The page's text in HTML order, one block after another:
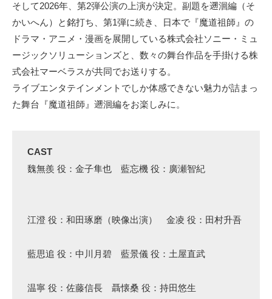
そして2026年、第2弾公演の上演が決定。副題を遡洄編（そ
かいへん）と銘打ち、第1弾に続き、日本で『魔道祖師』の
ドラマ・アニメ・漫画を展開している株式会社ソニー・ミュ
ージックソリューションズと、数々の舞台作品を手掛ける株
式会社マーベラスが共同でお送りする。
ライブエンタテインメントでしか体感できない魅力が詰まっ
た舞台『魔道祖師』遡洄編をお楽しみに。
CAST
魏無羨 役：金子隼也 藍忘機 役：廣瀬智紀
江澄 役：和田琢磨（映像出演） 金凌 役：田村升吾
藍思追 役：中川月碧 藍景儀 役：土屋直武
温寧 役：佐藤信長 聶懐桑 役：持田悠生